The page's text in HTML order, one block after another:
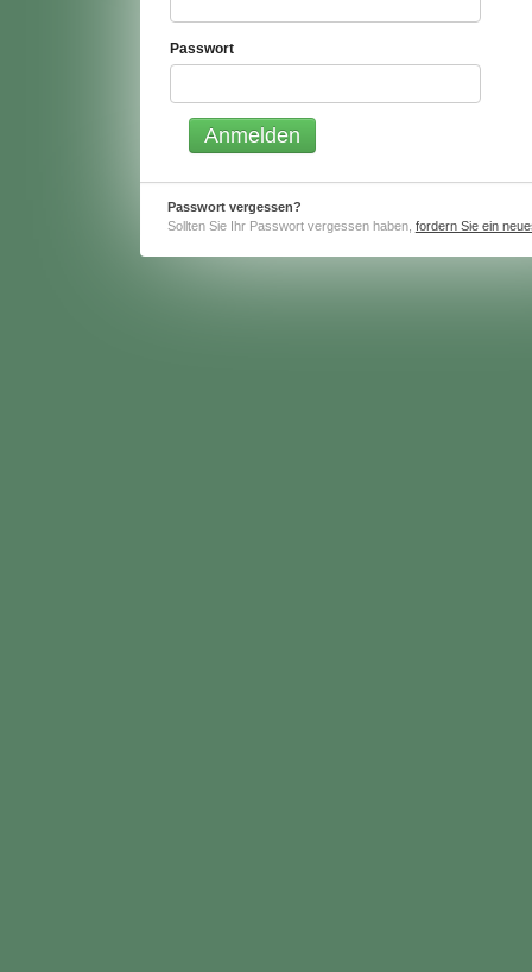
Passwort
Passwort vergessen?
Sollten Sie Ihr Passwort vergessen haben, fordern Sie ein